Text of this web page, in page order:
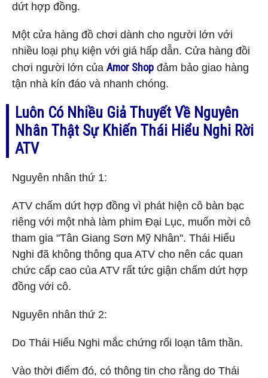
dứt hợp đồng.
Một cửa hàng đồ chơi dành cho người lớn với
nhiều loại phụ kiện với giá hấp dẫn. Cửa hàng đồi
chơi người lớn của Amor Shop đảm bảo giao hàng
tận nhà kín đáo và nhanh chóng.
Luôn Có Nhiều Giả Thuyết ​​về Nguyên
Nhân Thật Sự Khiến Thái Hiểu Nghi Rời
ATV
Nguyên nhân thứ 1:
ATV chấm dứt hợp đồng vì phát hiện cô bàn bạc
riêng với một nhà làm phim Đại Lục, muốn mời cô
tham gia "Tân Giang Sơn Mỹ Nhân". Thái Hiểu
Nghi đã không thông qua ATV cho nên các quan
chức cấp cao của ATV rất tức giận chấm dứt hợp
đồng với cô.
Nguyên nhân thứ 2:
Do Thái Hiểu Nghi mắc chứng rối loạn tâm thần.
Vào thời điểm đó, có thông tin cho rằng do Thái